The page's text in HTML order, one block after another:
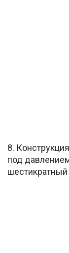
8.
под
шестикратный